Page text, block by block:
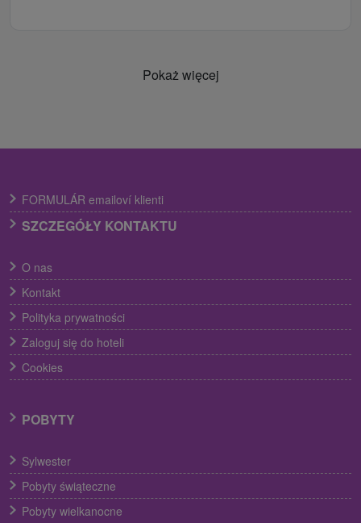
Pokaż więcej
FORMULÁR emailoví klienti
SZCZEGÓŁY KONTAKTU
O nas
Kontakt
Polityka prywatności
Zaloguj się do hoteli
Cookies
POBYTY
Sylwester
Pobyty świąteczne
Pobyty wielkanocne